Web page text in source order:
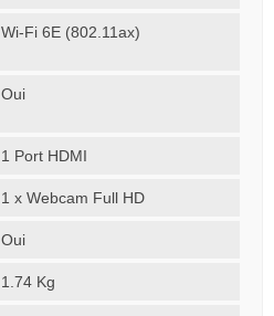
Wi-Fi 6E (802.11ax)
Oui
1 Port HDMI
1 x Webcam Full HD
Oui
1.74 Kg